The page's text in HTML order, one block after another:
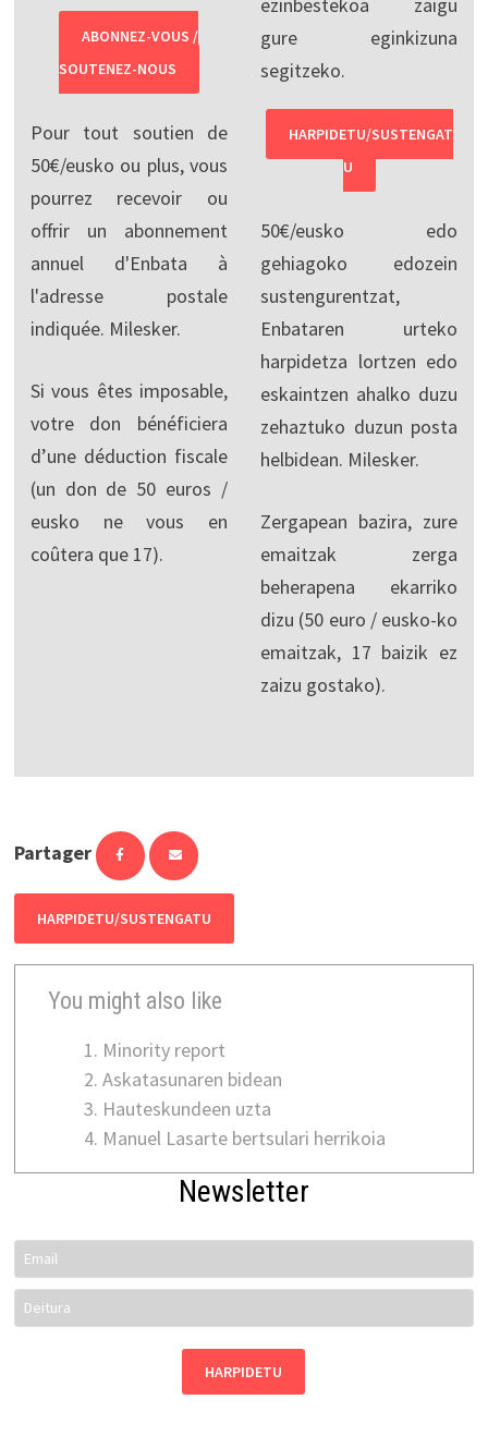
ABONNEZ-VOUS /
SOUTENEZ-NOUS
Pour tout soutien de
50€/eusko ou plus, vous
pourrez recevoir ou
offrir un abonnement
annuel d'Enbata à
l'adresse postale
indiquée. Milesker.
Si vous êtes imposable,
votre don bénéficiera
d’une déduction fiscale
(un don de 50 euros /
eusko ne vous en
coûtera que 17).
gure eginkizuna
segitzeko.
HARPIDETU/SUSTENGAT
U
50€/eusko edo
gehiagoko edozein
sustengurentzat,
Enbataren urteko
harpidetza lortzen edo
eskaintzen ahalko duzu
zehaztuko duzun posta
helbidean. Milesker.
Zergapean bazira, zure
emaitzak zerga
beherapena ekarriko
dizu (50 euro / eusko-ko
emaitzak, 17 baizik ez
zaizu gostako).
Partager
HARPIDETU/SUSTENGATU
You might also like
Minority report
Askatasunaren bidean
Hauteskundeen uzta
Manuel Lasarte bertsulari herrikoia
Newsletter